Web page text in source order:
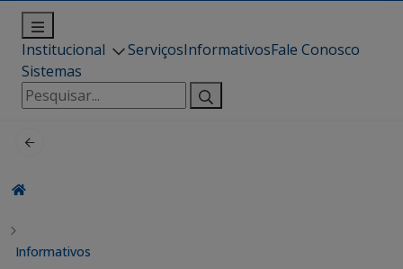
Institucional ServiçosInformativosFale Conosco
Sistemas
Pesquisar
por:
Informativos